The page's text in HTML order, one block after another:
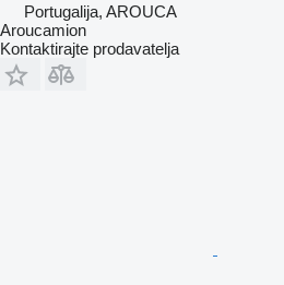
Portugalija, AROUCA
Aroucamion
Kontaktirajte prodavatelja